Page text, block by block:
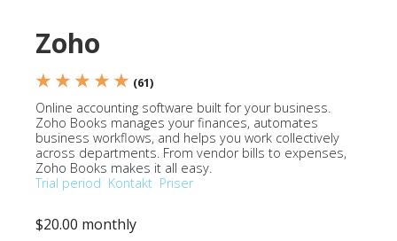
Zoho
★ ★ ★ ★ ★ (61)
Online accounting software built for your business.
Zoho Books manages your finances, automates
business workflows, and helps you work collectively
across departments. From vendor bills to expenses,
Zoho Books makes it all easy.
Trial period Kontakt Priser
$20.00 monthly